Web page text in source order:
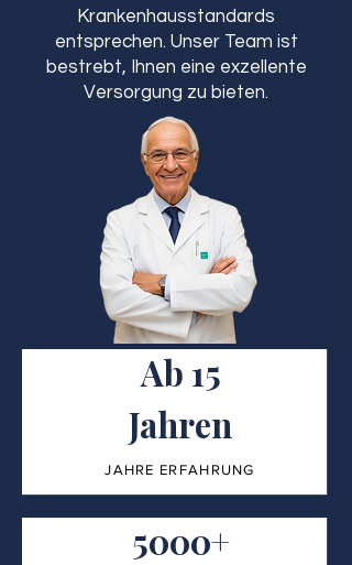
Krankenhausstandards
entsprechen. Unser Team ist
bestrebt, Ihnen eine exzellente
Versorgung zu bieten.
Ab 15
Jahren
JAHRE ERFAHRUNG
5000+